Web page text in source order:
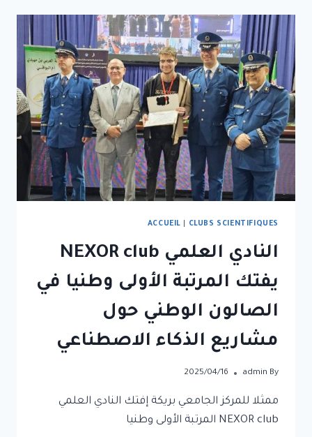
ACCUEIL CLUBS SCIENTIFIQUES
النادي العلمي NEXOR club
يفتك المرتبة الأولى وطنيا في
الصالون الوطني حول
مشاريع الذكاء الاصطناعي
By
admin
2025/04/16
ممثلا للمركز الجامعي بريكة إفتك النادي العلمي
NEXOR club المرتبة الأولى وطنيا